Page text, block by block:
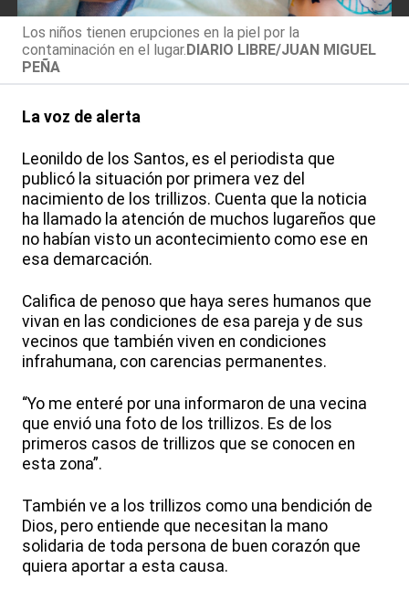
Los niños tienen erupciones en la piel por la
contaminación en el lugar. DIARIO LIBRE/JUAN MIGUEL
PEÑA
La voz de alerta
Leonildo de los Santos, es el periodista que
publicó la situación por primera vez del
nacimiento de los trillizos. Cuenta que la noticia
ha llamado la atención de muchos lugareños que
no habían visto un acontecimiento como ese en
esa demarcación.
Califica de penoso que haya seres humanos que
vivan en las condiciones de esa pareja y de sus
vecinos que también viven en condiciones
infrahumana, con carencias permanentes.
“Yo me enteré por una informaron de una vecina
que envió una foto de los trillizos. Es de los
primeros casos de trillizos que se conocen en
esta zona”.
También ve a los trillizos como una bendición de
Dios, pero entiende que necesitan la mano
solidaria de toda persona de buen corazón que
quiera aportar a esta causa.